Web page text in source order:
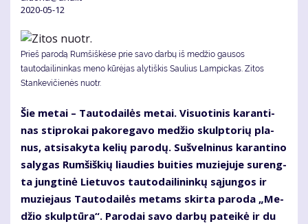
2020-05-12
Prieš parodą Rumšiškėse prie savo darbų iš medžio gausos
tautodailininkas meno kūrėjas alytiškis Saulius Lampickas. Zitos
Stankevičienės nuotr.
Šie me­tai – Tau­to­dai­lės me­tai. Vi­suo­ti­nis ka­ran­ti­
nas stip­ro­kai pa­ko­re­ga­vo me­džio skulp­to­rių pla­
nus, at­si­sa­ky­ta ke­lių pa­ro­dų. Su­švel­ni­nus ka­ran­ti­no
sa­ly­gas Rum­šiš­kių liau­dies bui­ties mu­zie­ju­je su­reng­
ta jung­ti­nė Lie­tu­vos tau­to­dai­li­nin­kų są­jun­gos ir
mu­zie­jaus Tau­to­dai­lės me­tams skir­ta pa­ro­da „Me­
džio skulp­tū­ra“. Pa­ro­dai sa­vo dar­bų pa­tei­kė ir du